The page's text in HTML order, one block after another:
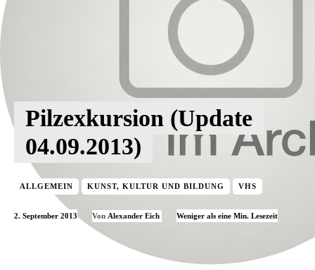
Pilzexkursion (Update
04.09.2013)
ALLGEMEIN KUNST, KULTUR UND BILDUNG VHS
2. September 2013 Von Alexander Eich Weniger als eine Min. Lesezeit